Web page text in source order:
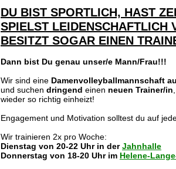
DU BIST SPORTLICH, HAST
SPIELST LEIDENSCHAFTLICH
BESITZT SOGAR EINEN
Dann bist Du genau unser/e Mann/Frau!!!
Wir sind eine Damenvolleyballmannschaft
und suchen dringend einen neuen Trainer/in
wieder so richtig einheizt!
Engagement und Motivation solltest du auf
Wir trainieren 2x pro Woche:
Dienstag von 20-22 Uhr in derJahnhalle
Donnerstag von 18-20 Uhr im Helene-